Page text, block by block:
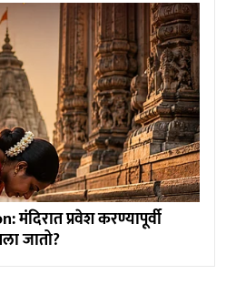
प्रवेश करण्यापूर्वी
जातो?